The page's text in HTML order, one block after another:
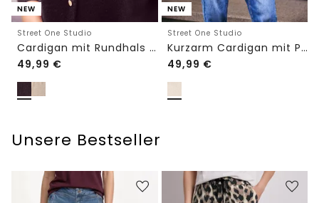
NEW
Street One Studio
Cardigan mit Rundhals und Knöpfen
49,99 €
NEW
Street One Studio
Kurzarm Cardigan mit Polokragen
49,99 €
Unsere Bestseller